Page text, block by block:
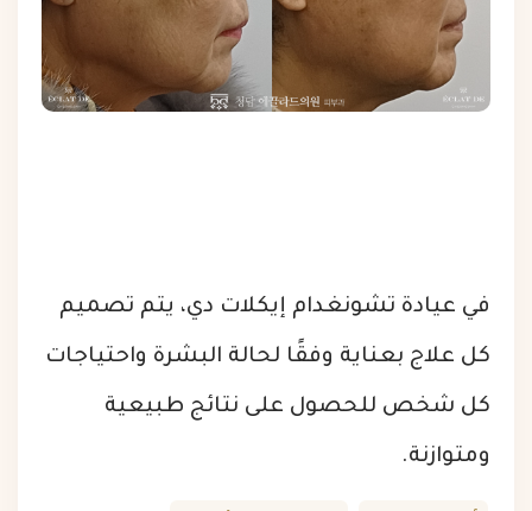
في عيادة تشونغدام إيكلات دي، يتم تصميم
كل علاج بعناية وفقًا لحالة البشرة واحتياجات
كل شخص للحصول على نتائج طبيعية
ومتوازنة.